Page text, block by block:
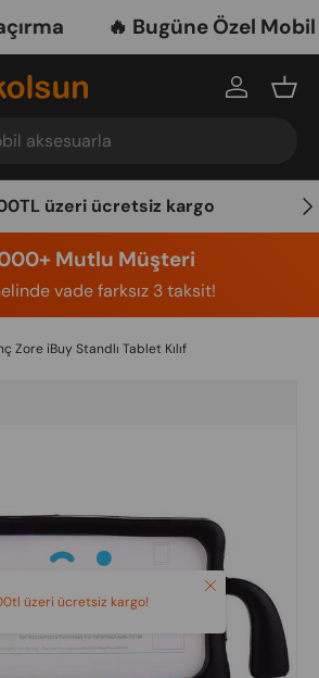
🔥 Bugüne Özel Mobil
Log in
üzeri ücretsiz kargo
Mutlu Müşteri
vade farksız 3 taksit!
Zore iBuy Standlı Tablet Kılıf
üzeri ücretsiz kargo!
Close